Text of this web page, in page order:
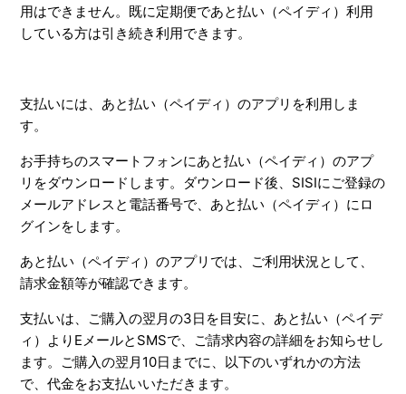
用はできません。既に定期便であと払い（ペイディ）利用
している方は引き続き利用できます。
支払いには、あと払い（ペイディ）のアプリを利用しま
す。
お手持ちのスマートフォンにあと払い（ペイディ）のアプ
リをダウンロードします。ダウンロード後、SISIにご登録の
メールアドレスと電話番号で、あと払い（ペイディ）にロ
グインをします。
あと払い（ペイディ）のアプリでは、ご利用状況として、
請求金額等が確認できます。
支払いは、ご購入の翌月の3日を目安に、あと払い（ペイデ
ィ）よりEメールとSMSで、ご請求内容の詳細をお知らせし
ます。ご購入の翌月10日までに、以下のいずれかの方法
で、代金をお支払いいただきます。